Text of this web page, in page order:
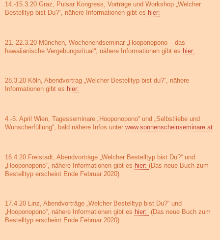
14.-15.3.20 Graz, Pulsar Kongress, Vorträge und Workshop „Welcher
Bestelltyp bist Du?“, nähere Informationen gibt es hier:
21.-22.3.20 München, Wochenendseminar „Hooponopono – das
hawaiianische Vergebungsritual“, nähere Informationen gibt es hier:
28.3.20 Köln, Abendvortrag „Welcher Bestelltyp bist du?“, nähere
Informationen gibt es hier:
4.-5. April Wien, Tagesseminare „Hooponopono“ und „Selbstliebe und
Wunscherfüllung“, bald nähere Infos unter www.sonnenscheinseminare.at
16.4.20 Freistadt, Abendvorträge „Welcher Bestelltyp bist Du?“ und
„Hooponopono“, nähere Informationen gibt es hier: (Das neue Buch zum
Bestelltyp erscheint Ende Februar 2020)
17.4.20 Linz, Abendvorträge „Welcher Bestelltyp bist Du?“ und
„Hooponopono“, nähere Informationen gibt es hier: (Das neue Buch zum
Bestelltyp erscheint Ende Februar 2020)